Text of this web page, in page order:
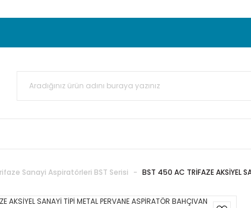
KARGO BEDAVATC Standart Bayonet J Tip
TC Standart
Sanayi Aspiratörleri BST Serisi BST 450 AC TRİFAZE AKSİYEL